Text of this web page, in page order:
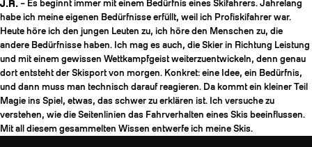
J.R. – Es beginnt immer mit einem Bedürfnis eines Skifahrers. Jahrelang
habe ich meine eigenen Bedürfnisse erfüllt, weil ich Profiskifahrer war.
Heute höre ich den jungen Leuten zu, ich höre den Menschen zu, die
andere Bedürfnisse haben. Ich mag es auch, die Skier in Richtung Leistung
und mit einem gewissen Wettkampfgeist weiterzuentwickeln, denn genau
dort entsteht der Skisport von morgen. Konkret: eine Idee, ein Bedürfnis,
und dann muss man technisch darauf reagieren. Da kommt ein kleiner Teil
Magie ins Spiel, etwas, das schwer zu erklären ist. Ich versuche zu
verstehen, wie die Seitenlinien das Fahrverhalten eines Skis beeinflussen.
Mit all diesem gesammelten Wissen entwerfe ich meine Skis.